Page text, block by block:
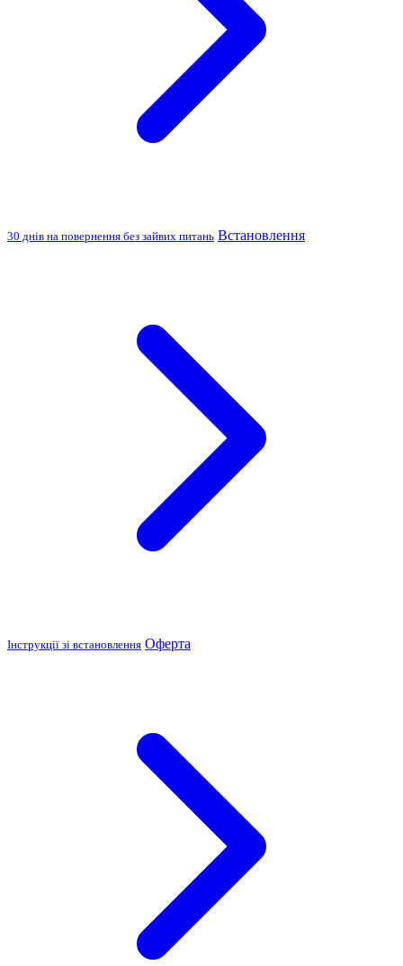
30 днів на повернення без зайвих питань Встановлення
Інструкції зі встановлення Оферта